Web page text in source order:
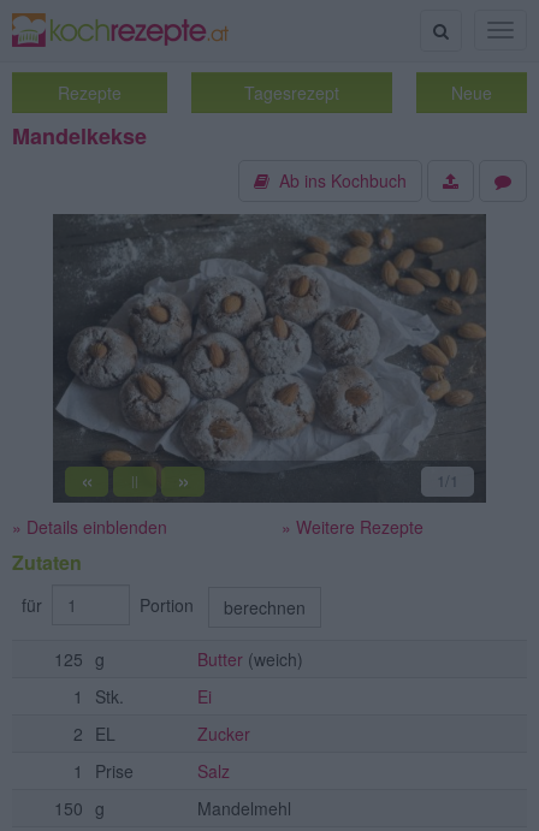
Suche
Rezepte Tagesrezept Neue
Mandelkekse
Ab ins Kochbuch
« || » 1 /1
» Details einblenden » Weitere Rezepte
Zutaten
für Portion berechnen
125 g Butter (weich)
1
Stk.
Ei
2 EL
Zucker
1
Prise
Salz
150 g
Mandelmehl